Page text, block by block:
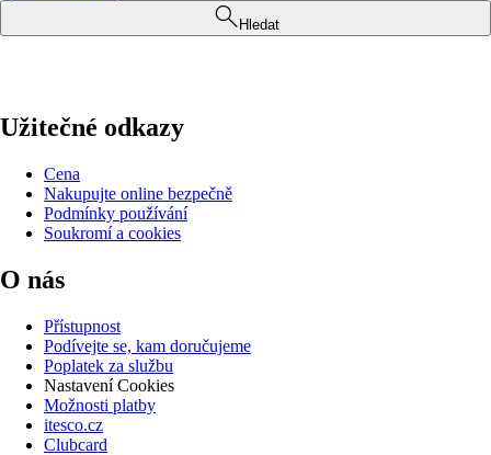
Hledat
Užitečné odkazy
Cena
Nakupujte online bezpečně
Podmínky používání
Soukromí a cookies
O nás
Přístupnost
Podívejte se, kam doručujeme
Poplatek za službu
Nastavení Cookies
Možnosti platby
itesco.cz
Clubcard